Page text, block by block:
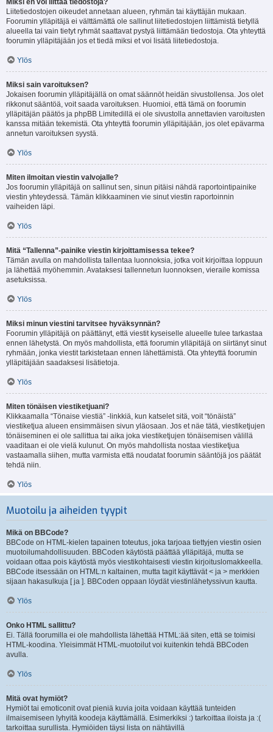
Miksi en voi liittää tiedostoja?
Liitetiedostojen oikeudet annetaan alueen, ryhmän tai käyttäjän mukaan.
Foorumin ylläpitäjä ei välttämättä ole sallinut liitetiedostojen liittämistä tietyllä
alueella tai vain tietyt ryhmät saattavat pystyä liittämään tiedostoja. Ota yhteyttä
foorumin ylläpitäjään jos et tiedä miksi et voi lisätä liitetiedostoja.
Ylös
Miksi sain varoituksen?
Jokaisen foorumin ylläpitäjällä on omat säännöt heidän sivustollensa. Jos olet
rikkonut sääntöä, voit saada varoituksen. Huomioi, että tämä on foorumin
ylläpitäjän päätös ja phpBB Limitedillä ei ole sivustolla annettavien varoitusten
kanssa mitään tekemistä. Ota yhteyttä foorumin ylläpitäjään, jos olet epävarma
annetun varoituksen syystä.
Ylös
Miten ilmoitan viestin valvojalle?
Jos foorumin ylläpitäjä on sallinut sen, sinun pitäisi nähdä raportointipainike
viestin yhteydessä. Tämän klikkaaminen vie sinut viestin raportoinnin
vaiheiden läpi.
Ylös
Mitä “Tallenna”-painike viestin kirjoittamisessa tekee?
Tämän avulla on mahdollista tallentaa luonnoksia, jotka voit kirjoittaa loppuun
ja lähettää myöhemmin. Avataksesi tallennetun luonnoksen, vieraile komissa
asetuksissa.
Ylös
Miksi minun viestini tarvitsee hyväksynnän?
Foorumin ylläpitäjä on päättänyt, että viestit kyseiselle alueelle tulee tarkastaa
ennen lähetystä. On myös mahdollista, että foorumin ylläpitäjä on siirtänyt sinut
ryhmään, jonka viestit tarkistetaan ennen lähettämistä. Ota yhteyttä foorumin
ylläpitäjään saadaksesi lisätietoja.
Ylös
Miten tönäisen viestiketjuani?
Klikkaamalla “Tönaise viestiä” -linkkiä, kun katselet sitä, voit “tönäistä”
viestiketjua alueen ensimmäisen sivun yläosaan. Jos et näe tätä, viestiketjujen
tönäiseminen ei ole sallittua tai aika joka viestiketjujen tönäisemisen välillä
vaaditaan ei ole vielä kulunut. On myös mahdollista nostaa viestiketjua
vastaamalla siihen, mutta varmista että noudatat foorumin sääntöjä jos päätät
tehdä niin.
Ylös
Muotoilu ja aiheiden tyypit
Mikä on BBCode?
BBCode on HTML-kielen tapainen toteutus, joka tarjoaa tiettyjen viestin osien
muotoilumahdollisuuden. BBCoden käytöstä päättää ylläpitäjä, mutta se
voidaan ottaa pois käytöstä myös viestikohtaisesti viestin kirjoituslomakkeella.
BBCode itsessään on HTML:n kaltainen, mutta tagit käyttävät < ja > merkkien
sijaan hakasulkuja [ ja ]. BBCoden oppaan löydät viestinlähetyssivun kautta.
Ylös
Onko HTML sallittu?
Ei. Tällä foorumilla ei ole mahdollista lähettää HTML:ää siten, että se toimisi
HTML-koodina. Yleisimmät HTML-muotoilut voi kuitenkin tehdä BBCoden
avulla.
Ylös
Mitä ovat hymiöt?
Hymiöt tai emoticonit ovat pieniä kuvia joita voidaan käyttää tunteiden
ilmaisemiseen lyhyitä koodeja käyttämällä. Esimerkiksi :) tarkoittaa iloista ja :(
tarkoittaa surullista. Hymiöiden täysi lista on nähtävillä